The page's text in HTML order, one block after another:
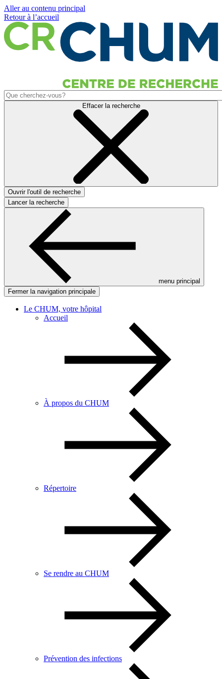
Aller au contenu principal
Retour à l’accueil
Effacer la recherche
Ouvrir l'outil de recherche
Lancer la recherche
menu principal
Fermer la navigation principale
Le CHUM, votre hôpital
Accueil
À propos du CHUM
Répertoire
Se rendre au CHUM
Prévention des infections